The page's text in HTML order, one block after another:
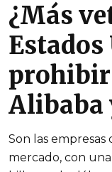
¿Más
Estados
prohibir
Alibaba
Son las empresas
mercado, con